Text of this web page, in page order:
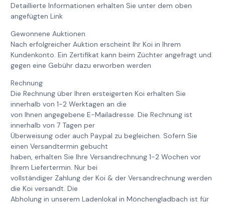
Detaillierte Informationen erhalten Sie unter dem oben
angefügten Link
Gewonnene Auktionen
Nach erfolgreicher Auktion erscheint Ihr Koi in Ihrem
Kundenkonto. Ein Zertifikat kann beim Züchter angefragt und
gegen eine Gebühr dazu erworben werden
Rechnung
Die Rechnung über Ihren ersteigerten Koi erhalten Sie
innerhalb von 1-2 Werktagen an die
von Ihnen angegebene E-Mailadresse. Die Rechnung ist
innerhalb von 7 Tagen per
Überweisung oder auch Paypal zu begleichen. Sofern Sie
einen Versandtermin gebucht
haben, erhalten Sie Ihre Versandrechnung 1-2 Wochen vor
Ihrem Liefertermin. Nur bei
vollständiger Zahlung der Koi & der Versandrechnung werden
die Koi versandt. Die
Abholung in unserem Ladenlokal in Mönchengladbach ist für